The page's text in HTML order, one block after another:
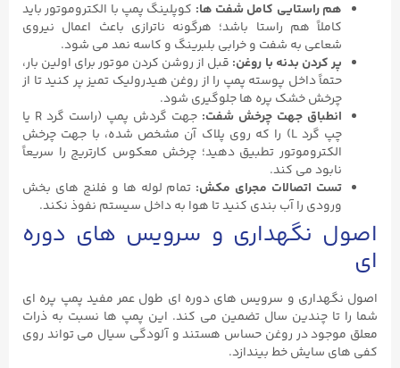
هم ‌راستایی کامل شفت ‌ها: کوپلینگ پمپ با الکتروموتور باید
کاملاً هم ‌راستا باشد؛ هرگونه ناترازی باعث اعمال نیروی
شعاعی به شفت و خرابی بلبرینگ و کاسه ‌نمد می‌ شود.
پر کردن بدنه با روغن: قبل از روشن کردن موتور برای اولین بار،
حتماً داخل پوسته پمپ را از روغن هیدرولیک تمیز پر کنید تا از
چرخش خشک پره‌ ها جلوگیری شود.
انطباق جهت چرخش شفت:
جهت گردش پمپ (راست‌ گرد R یا
چپ ‌گرد L) را که روی پلاک آن مشخص شده، با جهت چرخش
الکتروموتور تطبیق دهید؛ چرخش معکوس کارتریج را سریعاً
نابود می‌ کند.
تست اتصالات مجرای مکش: تمام لوله‌ ها و فلنج ‌های بخش
ورودی را آب ‌بندی کنید تا هوا به داخل سیستم نفوذ نکند.
اصول نگهداری و سرویس ‌های دوره
‌ای
اصول نگهداری و سرویس‌ های دوره‌ ای طول عمر مفید پمپ پره‌ ای
شما را تا چندین سال تضمین می ‌کند. این پمپ‌ ها نسبت به ذرات
معلق موجود در روغن حساس هستند و آلودگی سیال می ‌تواند روی
کفی‌ های سایش خط بیندازد.